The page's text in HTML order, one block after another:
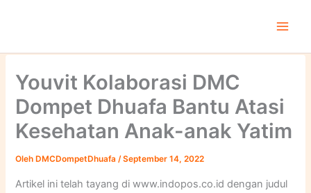
Youvit Kolaborasi DMC
Dompet Dhuafa Bantu Atasi
Kesehatan Anak-anak Yatim
Oleh DMCDompetDhuafa/September 14, 2022
Artikel ini telah tayang di www.indopos.co.id dengan judul